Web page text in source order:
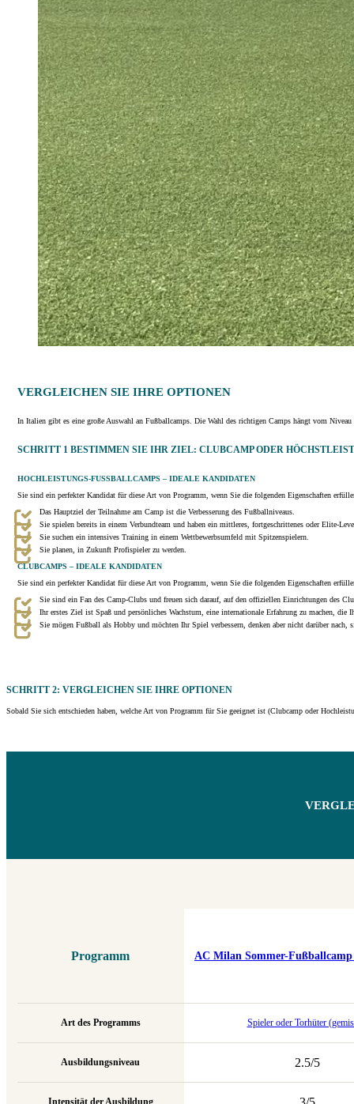
VERGLEICHEN SIE IHRE OPTIONEN
In Italien gibt es eine große Auswahl an Fußballcamps. Die Wahl des richtigen Camps hängt vom
SCHRITT 1 BESTIMMEN SIE IHR ZIEL: CLUBCAMP ODER
HOCHLEISTUNGS-FUSSBALLCAMPS – IDEALE KANDIDATEN
Sie sind ein perfekter Kandidat für diese Art von Programm, wenn Sie die folgenden Eigenschaften
Das Hauptziel der Teilnahme am Camp ist die Verbesserung des Fußballniveaus.
Sie spielen bereits in einem Verbundteam und haben ein mittleres, fortgeschrittenes oder Elite-
Sie suchen ein intensives Training in einem Wettbewerbsumfeld mit Spitzenspielern.
Sie planen, in Zukunft Profispieler zu werden.
CLUBCAMPS – IDEALE KANDIDATEN
Sie sind ein perfekter Kandidat für diese Art von Programm, wenn Sie die folgenden Eigenschaften
Sie sind ein Fan des Camp-Clubs und freuen sich darauf, auf den offiziellen Einrichtungen des
Ihr erstes Ziel ist Spaß und persönliches Wachstum, eine internationale Erfahrung zu machen,
Sie mögen Fußball als Hobby und möchten Ihr Spiel verbessern, denken aber nicht darüber
SCHRITT 2: VERGLEICHEN SIE IHRE OPTIONEN
Sobald Sie sich entschieden haben, welche Art von Programm für Sie geeignet ist (Clubcamp oder
Programm
Art des Programms
Ausbildungsniveau
AC Milan Sommer-
Spieler oder Torhüter
2.5/5